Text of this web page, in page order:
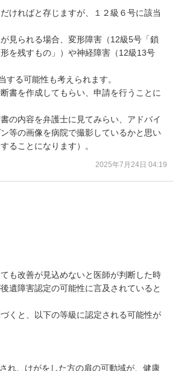
ければと存じますが、１２級６号に該当
見られる場合、変形障害（12級5号「鎖
を残すもの」）や神経障害（12級13号
する可能性も考えられます。
書を作成してもらい、申請を行うことに
の内容を弁護士に見てみらい、アドバイ
等の画像を病院で撮影しているかと思い
ることになります）。
2025年7月24日 04:19
も改善が見込めないと医師が判断した時
遺障害認定の可能性に言及されていると
くと、以下の等級に認定される可能性が